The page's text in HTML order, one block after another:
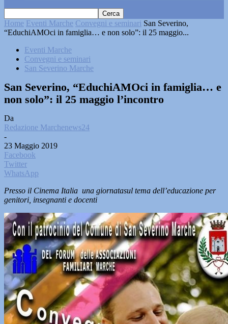
Home Eventi Marche Convegni e seminari San Severino,
“EduchiAMOci in famiglia… e non solo”: il 25 maggio...
Eventi Marche
Convegni e seminari
San Severino Marche
San Severino, “EduchiAMOci in famiglia… e
non solo”: il 25 maggio l’incontro
Da
Redazione Marchenews24
-
23 Maggio 2019
Facebook
Twitter
WhatsApp
Presso il Cinema Italia una giornatasul tema dell’educazione per
genitori, insegnanti e docenti